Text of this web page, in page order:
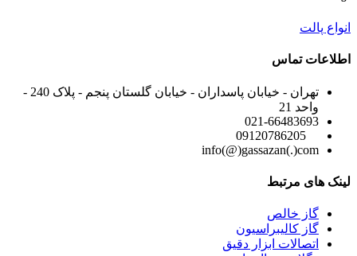
انواع پالت
اطلاعات تماس
تهران - خیابان پاسداران - خیابان گلستان پنجم - پلاک 240 -
واحد 21
021-66483693
info(@)gassazan(.)com
لینک های مرتبط
گاز خالص
گاز کالیبراسیون
اتصالات ابزار دقیق